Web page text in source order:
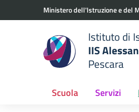
Vai ai contenuti
Vai al menu di navigazioneMinistero dell'Istruzione e del
scuola
Istituto di
IIS
Pescara
Scuola Servizi